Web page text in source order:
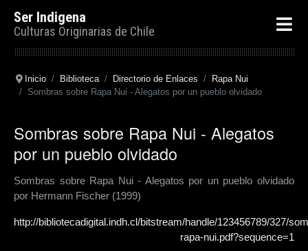
Ser Indigena
Culturas Originarias de Chile
Inicio Biblioteca Directorio de Enlaces
Rapa Nui
Sombras sobre Rapa Nui - Alegatos por un pueblo olvidado
Sombras sobre Rapa Nui - Alegatos
por un pueblo olvidado
Sombras sobre Rapa Nui - Alegatos por un pueblo olvidado
por Hermann Fischer (1999)
http://bibliotecadigital.indh.cl/bitstream/handle/123456789/327/
rapa-nui.pdf?sequence=1